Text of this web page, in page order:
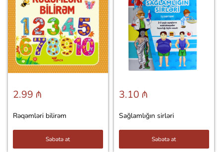
2.99 ₼
Rəqəmləri bilirəm
Səbətə at
3.10 ₼
Sağlamlığın sirləri
Səbətə at